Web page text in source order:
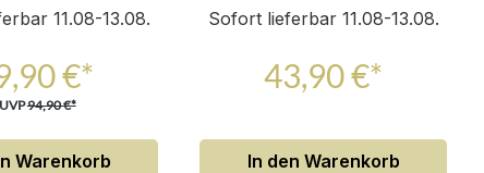
11.08-13.08.
€*
UVP94,90 €*
Warenkorb
Sofort lieferbar 11.08-13.08.
43,90 €*
In den Warenkorb